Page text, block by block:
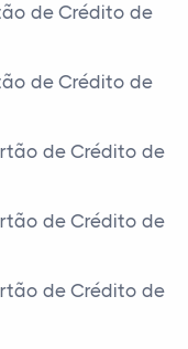
de Crédito de
de Crédito de
de Crédito de
de Crédito de
de Crédito de